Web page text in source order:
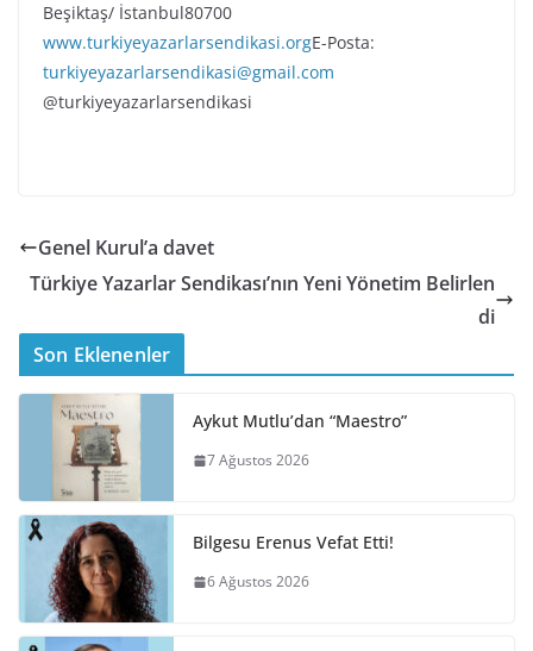
Beşiktaş/ İstanbul80700
www.turkiyeyazarlarsendikasi.orgE-Posta:
turkiyeyazarlarsendikasi@gmail.com
@turkiyeyazarlarsendikasi
Genel Kurul’a davet
Türkiye Yazarlar Sendikası’nın Yeni Yönetim Belirlen
di
Son Eklenenler
Aykut Mutlu’dan “Maestro”
7 Ağustos 2026
Bilgesu Erenus Vefat Etti!
6 Ağustos 2026